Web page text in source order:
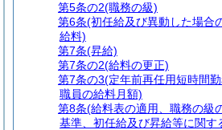
第5条の2(職務の級)
第6条(初任給及び異動した場合
給料)
第7条(昇給)
第7条の2(給料の更正)
第7条の3(定年前再任用短時間
職員の給料月額)
第8条(給料表の適用、職務の級
基準、初任給及び昇給等に関す